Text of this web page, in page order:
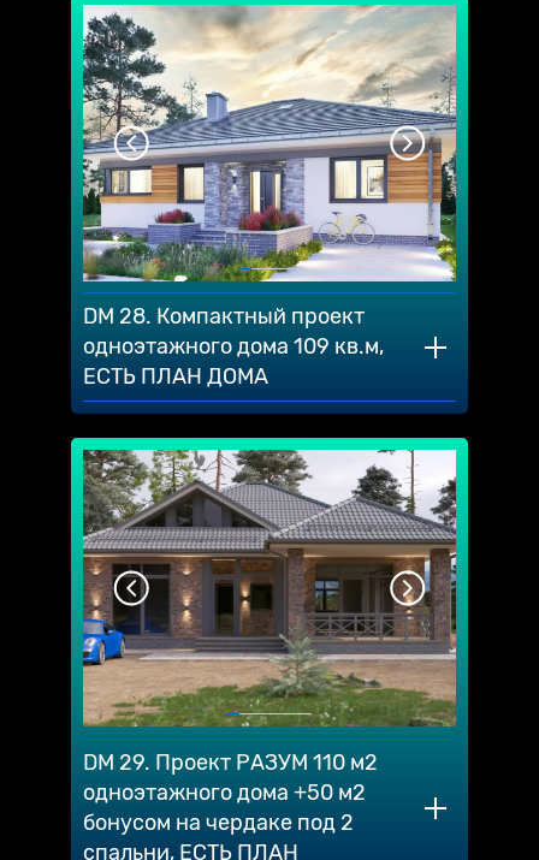
DM 28. Компактный проект
одноэтажного дома 109 кв.м,
ЕСТЬ ПЛАН ДОМА
DM 29. Проект РАЗУМ 110 м2
одноэтажного дома +50 м2
бонусом на чердаке под 2
спальни, ЕСТЬ ПЛАН